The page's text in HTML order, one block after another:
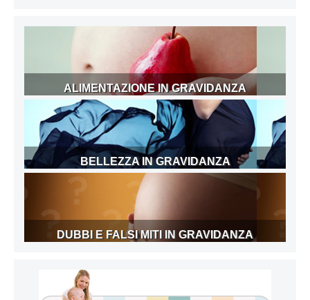
ALIMENTAZIONE IN GRAVIDANZA
BELLEZZA IN GRAVIDANZA
DUBBI E FALSI MITI IN GRAVIDANZA